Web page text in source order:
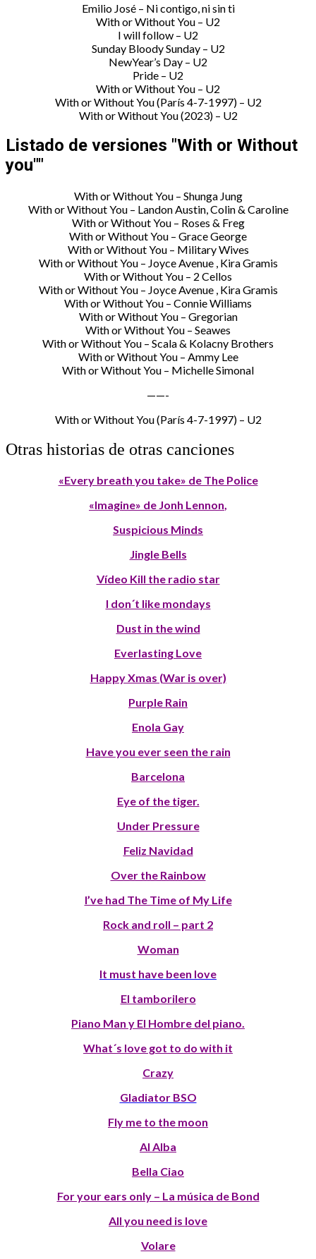
Emilio José – Ni contigo, ni sin ti
With or Without You – U2
I will follow – U2
Sunday Bloody Sunday – U2
NewYear’s Day – U2
Pride – U2
With or Without You – U2
With or Without You (París 4-7-1997) – U2
With or Without You (2023) – U2
Listado de versiones "With or Without
you""
With or Without You – Shunga Jung
With or Without You – Landon Austin, Colin & Caroline
With or Without You – Roses & Freg
With or Without You – Grace George
With or Without You – Military Wives
With or Without You – Joyce Avenue , Kira Gramis
With or Without You – 2 Cellos
With or Without You – Joyce Avenue , Kira Gramis
With or Without You – Connie Williams
With or Without You – Gregorian
With or Without You – Seawes
With or Without You – Scala & Kolacny Brothers
With or Without You – Ammy Lee
With or Without You – Michelle Simonal
——-
With or Without You (París 4-7-1997) – U2
Otras historias de otras canciones
«Every breath you take» de The Police
«Imagine» de Jonh Lennon,
Suspicious Minds
Jingle Bells
Vídeo Kill the radio star
I don´t like mondays
Dust in the wind
Everlasting Love
Happy Xmas (War is over)
Purple Rain
Enola Gay
Have you ever seen the rain
Barcelona
Eye of the tiger.
Under Pressure
Feliz Navidad
Over the Rainbow
I’ve had The Time of My Life
Rock and roll – part 2
Woman
It must have been love
El tamborilero
Piano Man y El Hombre del piano.
What´s love got to do with it
Crazy
Gladiator BSO
Fly me to the moon
Al Alba
Bella Ciao
For your ears only – La música de Bond
All you need is love
Volare